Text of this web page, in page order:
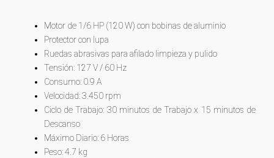
was:
$261.200.$222.800.
Motor de 1/6 HP (120 W) con bobinas de aluminio
Protector con lupa
Ruedas abrasivas para afilado limpieza y pulido
Tensión: 127 V / 60 Hz
Consumo: 0.9 A
Velocidad: 3.450 rpm
Ciclo de Trabajo: 30 minutos de Trabajo x 15 minutos de
Descanso
Máximo Diario: 6 Horas
Peso: 4.7 kg